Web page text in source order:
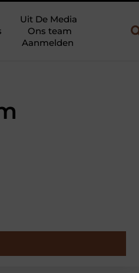
Uit De Media
Ons team
Aanmelden